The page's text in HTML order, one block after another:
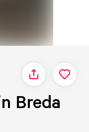
Delen
Breda